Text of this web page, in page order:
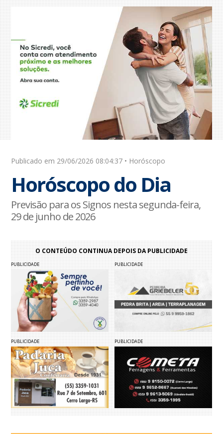
Publicado em 29/06/2026 08:04:37 • Horóscopo
Horóscopo do Dia
Previsão para os Signos nesta segunda-feira,
29 de junho de 2026
O CONTEÚDO CONTINUA DEPOIS DA PUBLICIDADE
PUBLICIDADE PUBLICIDADE
PUBLICIDADE PUBLICIDADE